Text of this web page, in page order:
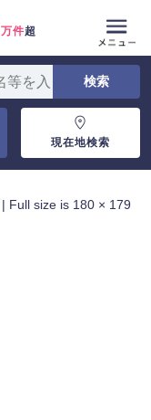
万件超
現在地検索
| Full size is 180 × 179